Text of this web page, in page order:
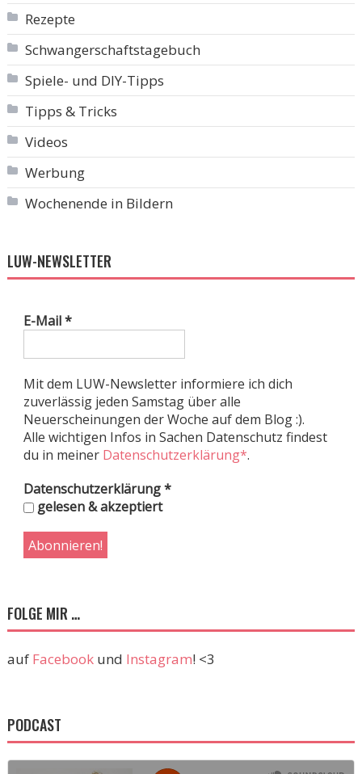
Rezepte
Schwangerschaftstagebuch
Spiele- und DIY-Tipps
Tipps & Tricks
Videos
Werbung
Wochenende in Bildern
LUW-NEWSLETTER
E-Mail*
Mit dem LUW-Newsletter informiere ich dich
zuverlässig jeden Samstag über alle
Neuerscheinungen der Woche auf dem Blog :).
Alle wichtigen Infos in Sachen Datenschutz findest
du in meiner Datenschutzerklärung*.
Datenschutzerklärung*
gelesen & akzeptiert
FOLGE MIR …
auf Facebookund Instagram! <3
PODCAST